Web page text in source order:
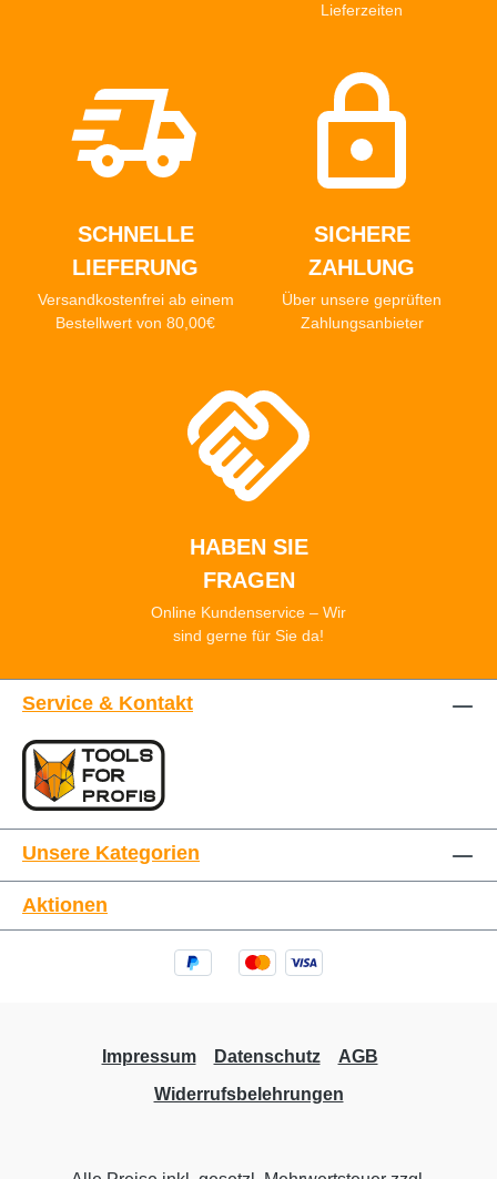
Lieferzeiten
SCHNELLE
LIEFERUNG
Versandkostenfrei ab einem
Bestellwert von 80,00€
SICHERE
ZAHLUNG
Über unsere geprüften
Zahlungsanbieter
HABEN SIE
FRAGEN
Online Kundenservice – Wir
sind gerne für Sie da!
Service & Kontakt
Unsere Kategorien
Aktionen
Impressum Datenschutz
AGB
Widerrufsbelehrungen